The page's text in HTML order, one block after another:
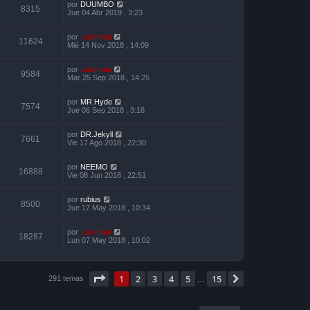
8315 por DUUMBO
Jue 04 Abr 2019 , 3:23
11624 por Luismax
Mié 14 Nov 2018 , 14:09
9584 por Luismax
Mar 25 Sep 2018 , 14:25
7574 por MR.Hyde
Jue 06 Sep 2018 , 3:16
7661 por DR.Jekyll
Vie 17 Ago 2018 , 22:30
16888 por NEEMO
Vie 08 Jun 2018 , 22:51
8500 por rubius
Jue 17 May 2018 , 10:34
18287 por Luismax
Lun 07 May 2018 , 10:02
291 temas Página1 de
1 2 3 4 5 15